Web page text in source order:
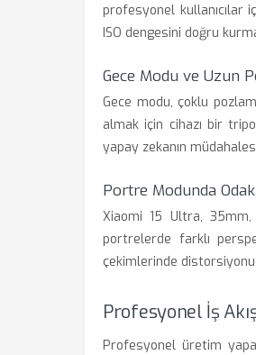
profesyonel kullanıcılar
ISO dengesini doğru
Gece Modu ve Uzun
Gece modu, çoklu
almak için cihazı bir
yapay zekanın
Portre Modunda
Xiaomi 15 Ultra,
portrelerde farklı
çekimlerinde distorsiyonu
Profesyonel İş
Profesyonel üretim